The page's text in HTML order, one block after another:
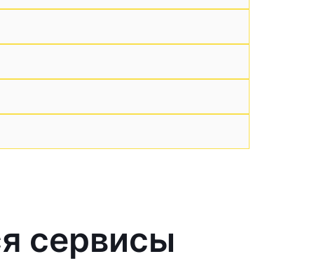
сервисы